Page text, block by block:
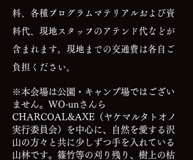
料、各種プログラムマテリアルおよび資
料代、現地スタッフのアテンド代などが
含まれます。現地までの交通費は各自ご
負担ください。
※本会場は公園・キャンプ場ではござい
ません。WO-unさんら
CHARCOAL&AXE（ヤケマルタトオノ
実行委員会）を中心に、自然を愛する沢
山の方々と共に少しずつ手を入れている
山林です。篠竹等の刈り残り、樹上の枯